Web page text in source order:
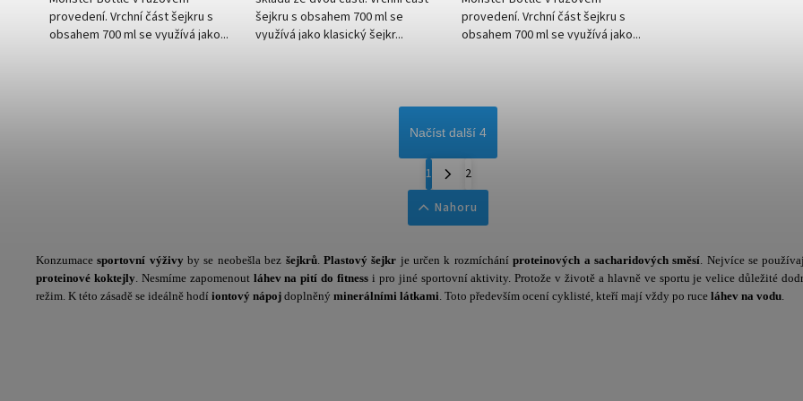
provedení. Vrchní část šejkru s
obsahem 700 ml se využívá jako...
šejkru s obsahem 700 ml se
využívá jako klasický šejkr...
provedení. Vrchní část šejkru s
obsahem 700 ml se využívá jako...
Načíst další 4
1
2
Nahoru
Konzumacesportovní výživy by se neobešla bez šejkrů. Plastový šejkr je určen k rozmícháníproteinových a sacharidových směsí. Nejvíce se
proteinové koktejly. Nesmíme zapomenout láhev na pití do fitness i pro jiné sportovní aktivity. Protože v životě a hlavně ve sportu je velice důležité
režim. K této zásadě se ideálně hodí iontový nápoj doplněný minerálními látkami. Toto především ocení cyklisté, kteří mají vždy po ruce láhev na vodu.